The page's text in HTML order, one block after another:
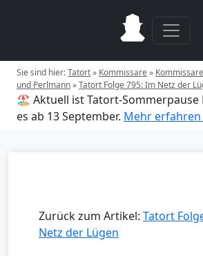
Sie sind hier:Tatort» Kommissare»
und Perlmann»Tatort Folge 795: Im Netz der
🏖️ Aktuell ist Tatort-Sommerpause
es ab 13 September. Mehr
Zurück zum Artikel: Tatort
Netz der Lügen